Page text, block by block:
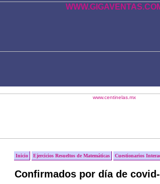
Inicio Ejercicios Resueltos de Matemáticas Cuestionarios
Confirmados por día de